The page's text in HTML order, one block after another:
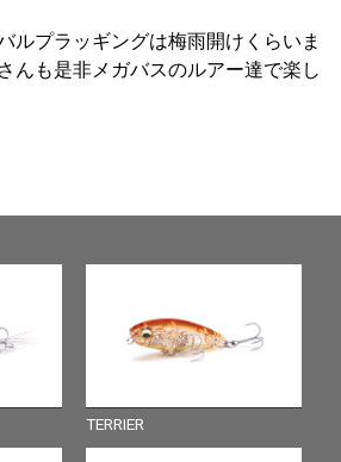
ルプラッギングは梅雨開けくらいま
んも是非メガバスのルアー達で楽し
TERRIER